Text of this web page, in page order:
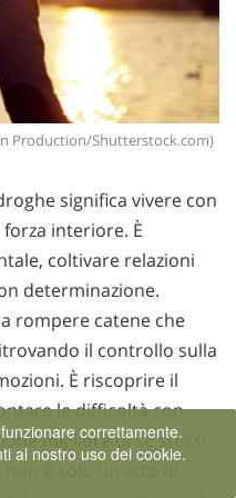
Production/Shutterstock.com)
significa vivere con
interiore. È
coltivare relazioni
determinazione.
rompere catene che
il controllo sulla
È riscoprire il
le difficoltà con
migliore di sé stessi.
è solo un atto di
correttamente.
al nostro uso dei cookie.